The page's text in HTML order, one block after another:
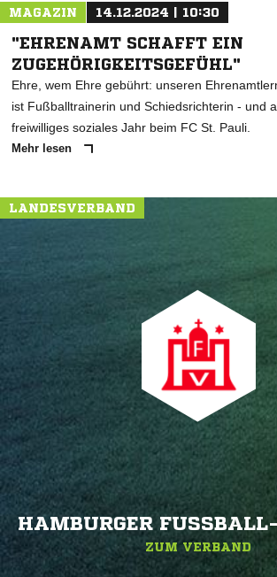
MAGAZIN 14.12.2024 | 10:30
"EHRENAMT SCHAFFT EIN
ZUGEHÖRIGKEITSGEFÜHL"
Ehre, wem Ehre gebührt: unseren
ist Fußballtrainerin und Schiedsrichterin - und
freiwilliges soziales Jahr beim FC St. Pauli.
Mehr lesen
LANDESVERBAND
HAMBURGER FUSSBALL-
ZUM VERBAND